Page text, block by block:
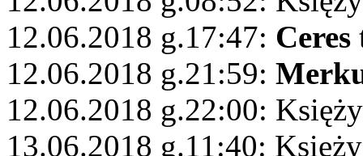
12.06.2018 g.17:47: Ceres
12.06.2018 g.21:59:
12.06.2018 g.22:00:
13.06.2018 g.11:40: